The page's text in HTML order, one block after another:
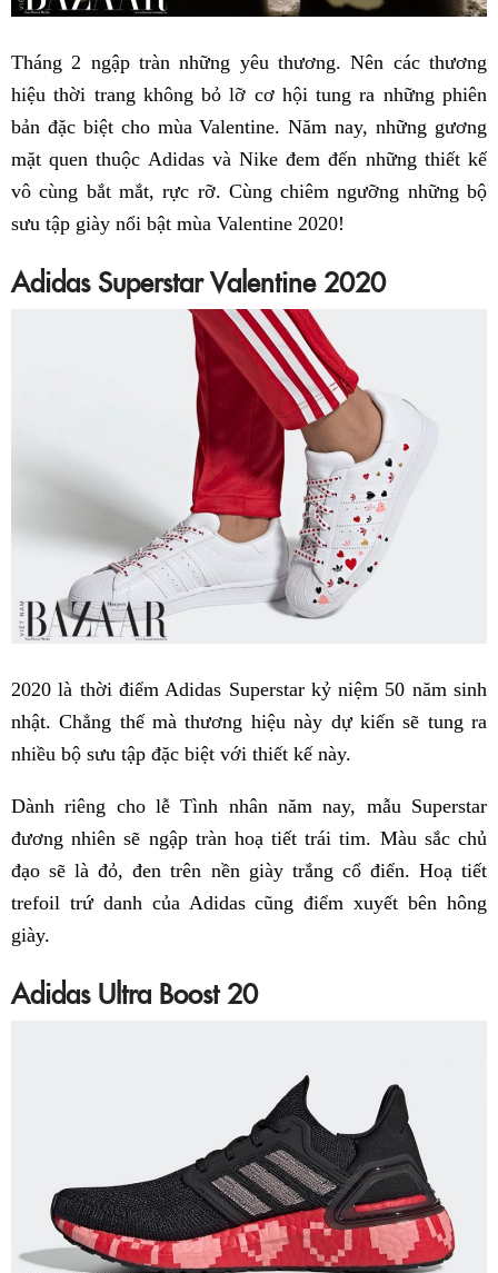
Tháng 2 ngập tràn những yêu thương. Nên các thương
hiệu thời trang không bỏ lỡ cơ hội tung ra những phiên
bản đặc biệt cho mùa Valentine. Năm nay, những gương
mặt quen thuộc Adidas và Nike đem đến những thiết kế
vô cùng bắt mắt, rực rỡ. Cùng chiêm ngưỡng những bộ
sưu tập giày nổi bật mùa Valentine 2020!
Adidas Superstar Valentine 2020
2020 là thời điểm Adidas Superstar kỷ niệm 50 năm sinh
nhật. Chẳng thế mà thương hiệu này dự kiến sẽ tung ra
nhiều bộ sưu tập đặc biệt với thiết kế này.
Dành riêng cho lễ Tình nhân năm nay, mẫu Superstar
đương nhiên sẽ ngập tràn hoạ tiết trái tim. Màu sắc chủ
đạo sẽ là đỏ, đen trên nền giày trắng cổ điển. Hoạ tiết
trefoil trứ danh của Adidas cũng điểm xuyết bên hông
giày.
Adidas Ultra Boost 20